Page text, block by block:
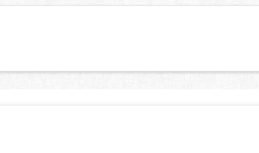
ePharm.bg е
„Ванчева“, които